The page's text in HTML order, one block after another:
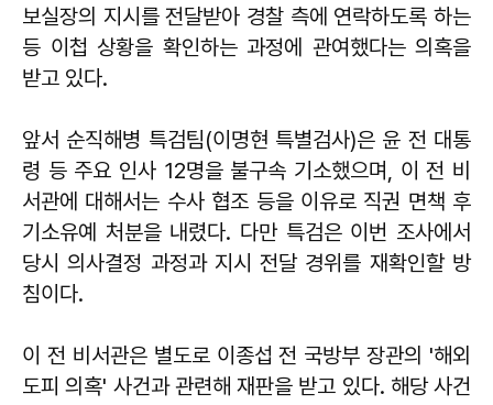
보실장의 지시를 전달받아 경찰 측에 연락하도록 하는
등 이첩 상황을 확인하는 과정에 관여했다는 의혹을
받고 있다.
앞서 순직해병 특검팀(이명현 특별검사)은 윤 전 대통
령 등 주요 인사 12명을 불구속 기소했으며, 이 전 비
서관에 대해서는 수사 협조 등을 이유로 직권 면책 후
기소유예 처분을 내렸다. 다만 특검은 이번 조사에서
당시 의사결정 과정과 지시 전달 경위를 재확인할 방
침이다.
이 전 비서관은 별도로 이종섭 전 국방부 장관의 '해외
도피 의혹' 사건과 관련해 재판을 받고 있다. 해당 사건